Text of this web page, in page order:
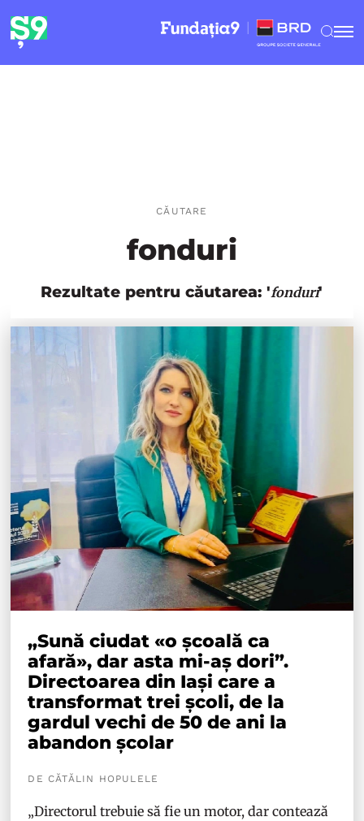
CĂUTARE
fonduri
Rezultate pentru căutarea: 'fonduri'
„Sună ciudat «o școală ca
afară», dar asta mi-aș dori”.
Directoarea din Iași care a
transformat trei școli, de la
gardul vechi de 50 de ani la
abandon școlar
DE CĂTĂLIN HOPULELE
„Directorul trebuie să fie un motor, dar contează